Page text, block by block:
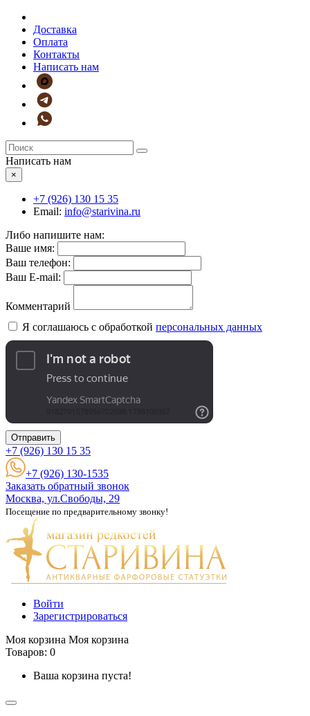
Доставка
Оплата
Контакты
Написать нам
Написать нам
×
+7 (926) 130 15 35
Email: info@starivina.ru
Либо напишите нам:
Ваше имя:
Ваш телефон:
Ваш E-mail:
Комментарий
Я соглашаюсь с обработкой персональных данных
Отправить
+7 (926) 130 15 35
+7 (926) 130-1535
Заказать обратный звонок
Москва, ул.Свободы, 29
Посещение по предварительному звонку!
Войти
Зарегистрироваться
Моя корзина Моя корзина
Товаров: 0
Ваша корзина пуста!